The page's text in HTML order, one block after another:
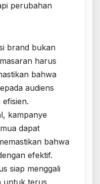
perubahan
brand bukan
harus
bahwa
audiens
kampanye
dapat
bahwa
efektif.
siap menggali